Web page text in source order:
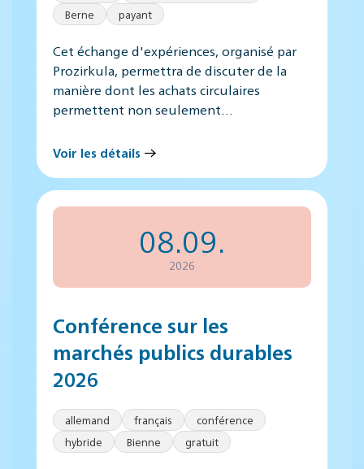
Berne
payant
Cet échange d'expériences, organisé par
Prozirkula, permettra de discuter de la
manière dont les achats circulaires
permettent non seulement…
Voir les détails
08.09.
2026
Conférence sur les
marchés publics durables
2026
allemand français
conférence
hybride
Bienne gratuit